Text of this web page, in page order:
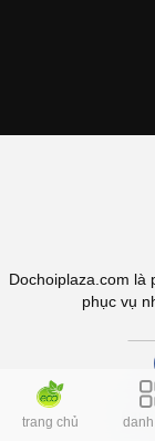
Dochoiplaza.com là
phục vụ
trang chủ